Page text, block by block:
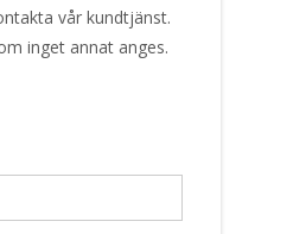
vår kundtjänst.
inget annat anges.